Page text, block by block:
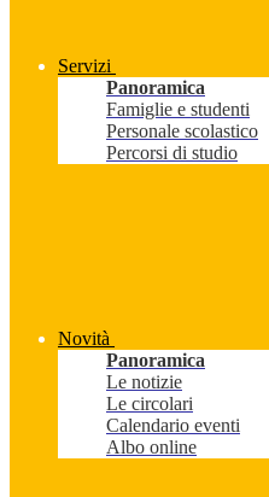
Servizi
Panoramica
Famiglie e studenti
Personale scolastico
Percorsi di studio
Novità
Panoramica
Le notizie
Le circolari
Calendario eventi
Albo online